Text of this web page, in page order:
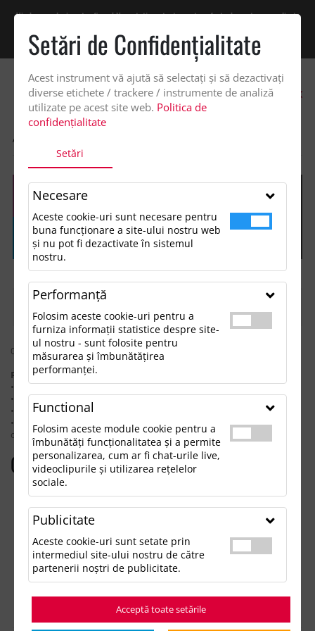
Vindem exclusiv catre firme! Ne puteti contacta pentru oferta de pret personalizata
discount suplimentar de 2% -Cumpără acum!
ACASA
0 rezultate pentru: "hanoracsoulmen"
Pentru a găsi produsul dorit, încearcă următoarele:
• Verifică dacă ai scris corect termenii.
• Încearcă să foloseşti sinonime.
• Încearcă din nou, folosind o căutare mai generală.
• Ne poţi contacta telefonic la 021.336.03.32 sau prin email la
office@updateadv.ro şi te ajutăm să găseşti produsul dorit.
Categorii populare
Accesorii birou
Accesorii mancare si bautura
Accesorii Tech si Gadgeturi
Haine de Munca
Imbracaminte si Accesorii
Lifestyle si Timp Liber
Ocazii și Evenimente Tematice
Setări de Confidenţialitate
Acest instrument vă ajută să selectați și să dezactivați
diverse etichete / trackere / instrumente de analiză
utilizate pe acest site web. Politica de
confidențialitate
Setări
Necesare
Aceste cookie-uri sunt necesare pentru
buna funcționare a site-ului nostru web
și nu pot fi dezactivate în sistemul
nostru.
Performanţă
Folosim aceste cookie-uri pentru a
furniza informații statistice despre site-
ul nostru - sunt folosite pentru
măsurarea și îmbunătățirea
performanței.
Functional
Folosim aceste module cookie pentru a
îmbunătăți funcționalitatea și a permite
personalizarea, cum ar fi chat-urile live,
videoclipurile și utilizarea rețelelor
sociale.
Publicitate
Aceste cookie-uri sunt setate prin
intermediul site-ului nostru de către
partenerii noștri de publicitate.
Acceptă toate setările